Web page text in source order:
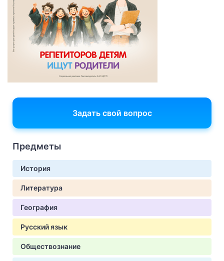
Задать свой вопрос
Предметы
История
Литература
География
Русский язык
Обществознание